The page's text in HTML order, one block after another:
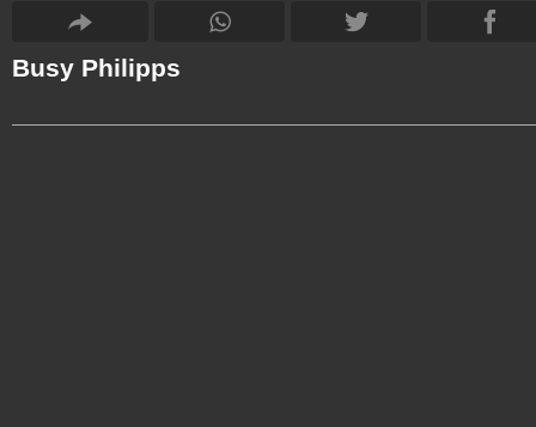
Busy Philipps